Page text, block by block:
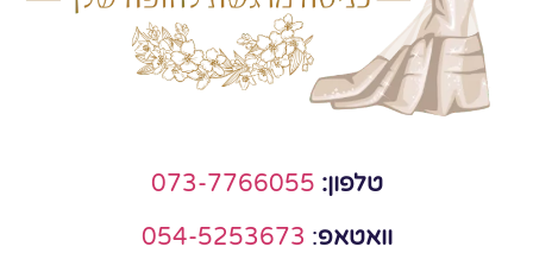
טלפון: 073-7766055
וואטאפ:
054-5253673